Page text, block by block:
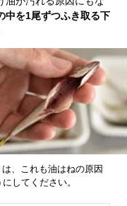
中を1尾ずつふき取る下
、これも油はねの原因
してください。